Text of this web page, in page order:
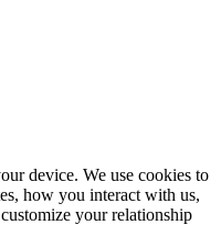
device. We use cookies to
how you interact with us,
your relationship